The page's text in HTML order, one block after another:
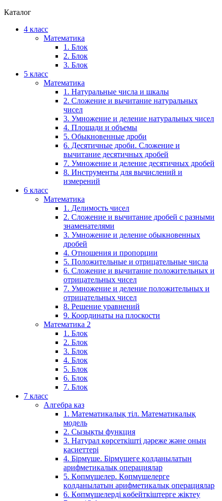
Каталог
4 класс
Математика
1. Блок
2. Блок
3. Блок
5 класс
Математика
1. Натуральные числа и шкалы
2. Сложение и вычитание натуральных
чисел
3. Умножение и деление натуральных чисел
4. Площади и объемы
5. Обыкновенные дроби
6. Десятичные дроби. Сложение и
вычитание десятичных дробей
7. Умножение и деление десятичных дробей
8. Инструменты для вычислений и
измерений
6 класс
Математика
1. Делимость чисел
2. Сложение и вычитание дробей с разными
знаменателями
3. Умножение и деление обыкновенных
дробей
4. Отношения и пропорции
5. Положительные и отрицательные числа
6. Сложение и вычитание положительных и
отрицательных чисел
7. Умножение и деление положительных и
отрицательных чисел
8. Решение уравнений
9. Координаты на плоскости
Математика 2
1. Блок
2. Блок
3. Блок
4. Блок
5. Блок
6. Блок
7. Блок
7 класс
Алгебра каз
1. Математикалық тіл. Математикалық
модель
2. Сызықты функция
3. Натурал көрсеткішті дәреже және оның
қасиеттері
4. Бірмүше. Бірмүшеге қолданылатын
арифметикалық операциялар
5. Көпмүшелер. Көпмүшелерге
қолданылатын арифметикалық операциялар
6. Көпмүшелерді көбейткіштерге жіктеу